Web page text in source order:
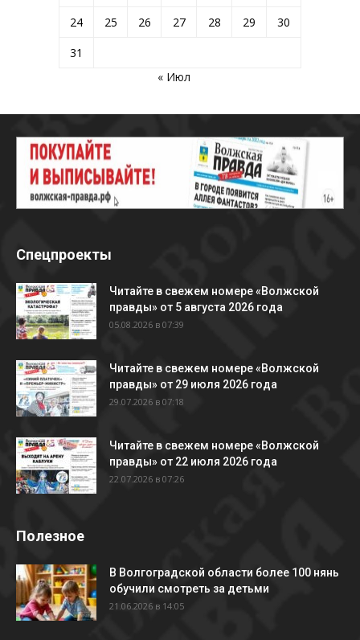
24
25 26 27 28 29
30
31
« Июл
Спецпроекты
Читайте в свежем номере «Волжской
правды» от 5 августа 2026 года
05.08.2026 в 07:39
Читайте в свежем номере «Волжской
правды» от 29 июля 2026 года
29.07.2026 в 07:18
Читайте в свежем номере «Волжской
правды» от 22 июля 2026 года
22.07.2026 в 07:26
Полезное
В Волгоградской области более 100 нянь
обучили смотреть за детьми
21.06.2026 в 14:05